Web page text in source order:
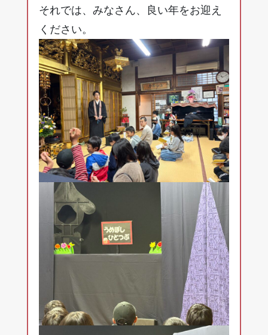
それでは、みなさん、良い年をお迎え
ください。